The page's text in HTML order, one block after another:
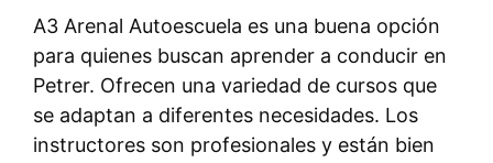
A3 Arenal Autoescuela es una buena opción
para quienes buscan aprender a conducir en
Petrer. Ofrecen una variedad de cursos que
se adaptan a diferentes necesidades. Los
instructores son profesionales y están bien